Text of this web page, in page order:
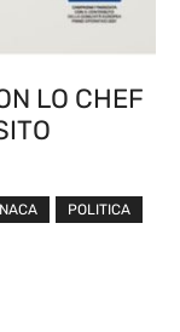
LO CHEF
POLITICA